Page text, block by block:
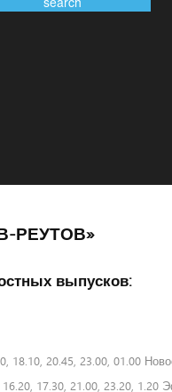
РЕУТОВ»
выпусков:
18.10, 20.45, 23.00, 01.00
17.30, 21.00, 23.20, 1.20